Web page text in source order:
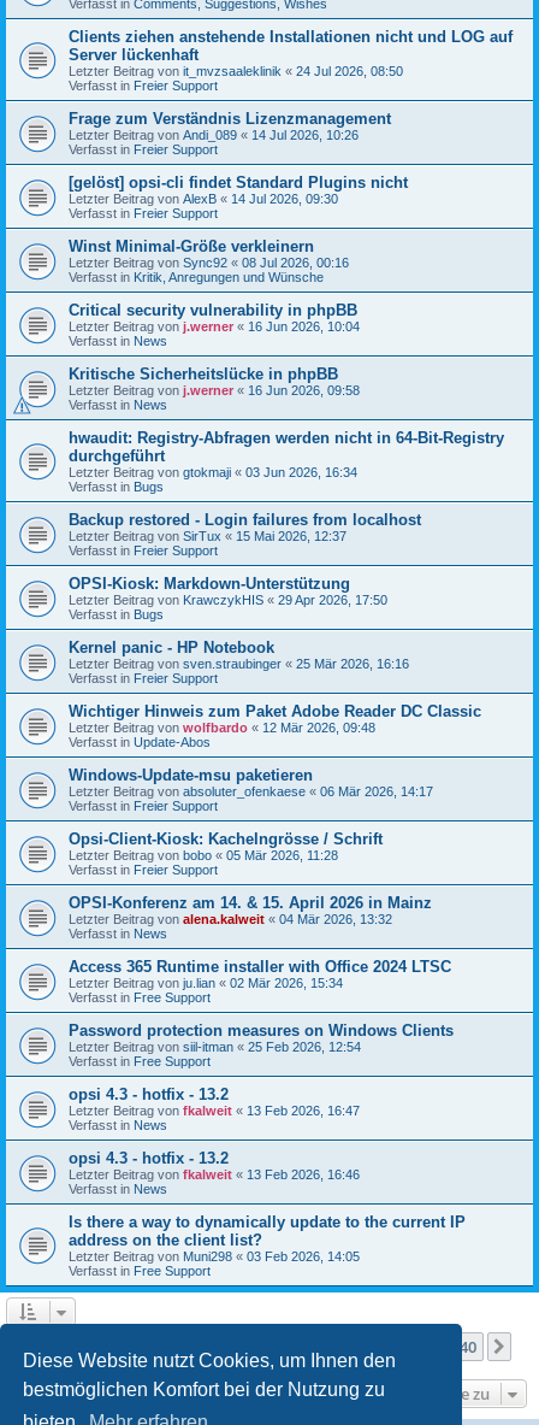
Diese Website nutzt Cookies, um Ihnen den
bestmöglichen Komfort bei der Nutzung zu
Verfasst in Comments, Suggestions, Wishes
Clients ziehen anstehende Installationen nicht und LOG auf
Server lückenhaft
Letzter Beitrag von it_mvzsaaleklinik « 24 Jul 2026, 08:50
Verfasst in Freier Support
Frage zum Verständnis Lizenzmanagement
Letzter Beitrag von Andi_089 « 14 Jul 2026, 10:26
Verfasst in Freier Support
[gelöst] opsi-cli findet Standard Plugins nicht
Letzter Beitrag von AlexB « 14 Jul 2026, 09:30
Verfasst in Freier Support
Winst Minimal-Größe verkleinern
Letzter Beitrag von Sync92 « 08 Jul 2026, 00:16
Verfasst in Kritik, Anregungen und Wünsche
Critical security vulnerability in phpBB
Letzter Beitrag von j.werner « 16 Jun 2026, 10:04
Verfasst in News
Kritische Sicherheitslücke in phpBB
Letzter Beitrag von j.werner « 16 Jun 2026, 09:58
Verfasst in News
hwaudit: Registry-Abfragen werden nicht in 64-Bit-Registry
durchgeführt
Letzter Beitrag von gtokmaji « 03 Jun 2026, 16:34
Verfasst in Bugs
Backup restored - Login failures from localhost
Letzter Beitrag von SirTux « 15 Mai 2026, 12:37
Verfasst in Freier Support
OPSI-Kiosk: Markdown-Unterstützung
Letzter Beitrag von KrawczykHIS « 29 Apr 2026, 17:50
Verfasst in Bugs
Kernel panic - HP Notebook
Letzter Beitrag von sven.straubinger « 25 Mär 2026, 16:16
Verfasst in Freier Support
Wichtiger Hinweis zum Paket Adobe Reader DC Classic
Letzter Beitrag von wolfbardo « 12 Mär 2026, 09:48
Verfasst in Update-Abos
Windows-Update-msu paketieren
Letzter Beitrag von absoluter_ofenkaese « 06 Mär 2026, 14:17
Verfasst in Freier Support
Opsi-Client-Kiosk: Kachelngrösse / Schrift
Letzter Beitrag von bobo « 05 Mär 2026, 11:28
Verfasst in Freier Support
OPSI-Konferenz am 14. & 15. April 2026 in Mainz
Letzter Beitrag von alena.kalweit « 04 Mär 2026, 13:32
Verfasst in News
Access 365 Runtime installer with Office 2024 LTSC
Letzter Beitrag von ju.lian « 02 Mär 2026, 15:34
Verfasst in Free Support
Password protection measures on Windows Clients
Letzter Beitrag von siil-itman « 25 Feb 2026, 12:54
Verfasst in Free Support
opsi 4.3 - hotfix - 13.2
Letzter Beitrag von fkalweit « 13 Feb 2026, 16:47
Verfasst in News
opsi 4.3 - hotfix - 13.2
Letzter Beitrag von fkalweit « 13 Feb 2026, 16:46
Verfasst in News
Is there a way to dynamically update to the current IP
address on the client list?
Letzter Beitrag von Muni298 « 03 Feb 2026, 14:05
Verfasst in Free Support
40
Gehe zu